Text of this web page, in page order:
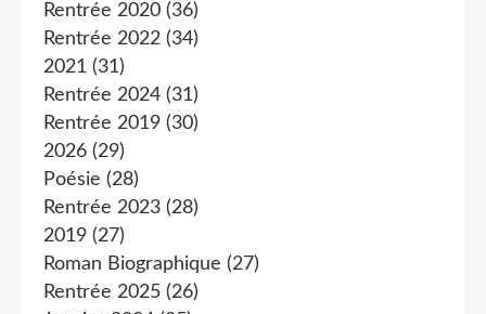
Rentrée 2020 (36)
Rentrée 2022 (34)
2021 (31)
Rentrée 2024 (31)
Rentrée 2019 (30)
2026 (29)
Poésie (28)
Rentrée 2023 (28)
2019 (27)
Roman Biographique (27)
Rentrée 2025 (26)